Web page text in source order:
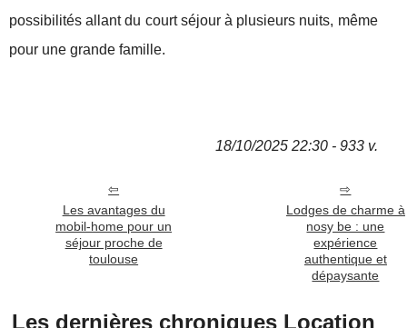
possibilités allant du court séjour à plusieurs nuits, même
pour une grande famille.
18/10/2025 22:30 - 933 v.
Les avantages du
mobil-home pour un
séjour proche de
toulouse
Lodges de charme à
nosy be : une
expérience
authentique et
dépaysante
Les dernières chroniques Location